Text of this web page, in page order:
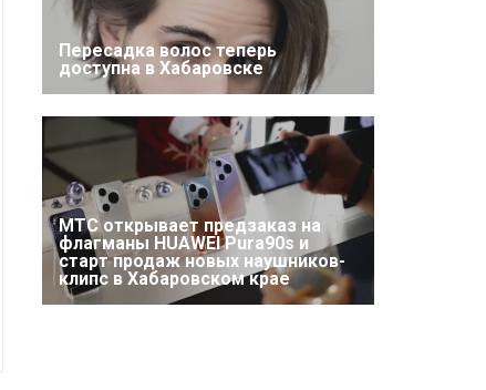
Пересадка волос теперь
доступна в Хабаровске
МТС открывает предзаказ на
флагманы HUAWEI Pura90s и
старт продаж новых наушников-
клипс в Хабаровском крае